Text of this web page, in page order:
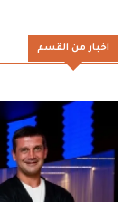
اخبار من القسم